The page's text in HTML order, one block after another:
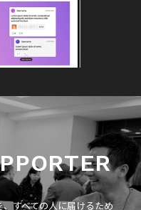
すべての人に届けるため